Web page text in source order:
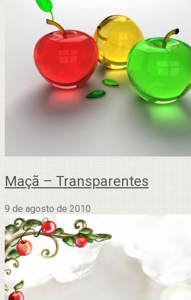
Maçã – Transparentes
9 de agosto de 2010